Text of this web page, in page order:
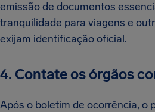
emissão de documentos
tranquilidade para viagens e
exijam identificação oficial.
4. Contate os órgãos
Após o boletim de ocorrência, o